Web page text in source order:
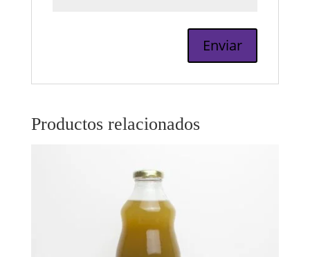
Productos relacionados